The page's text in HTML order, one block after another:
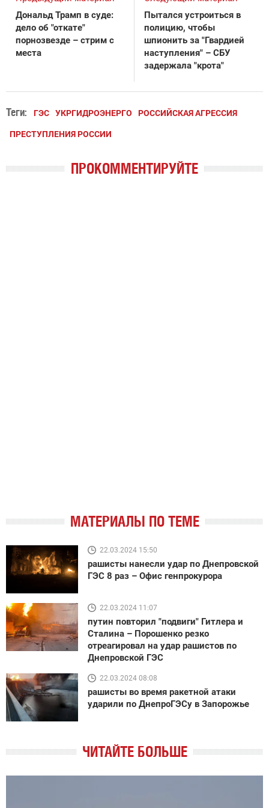
Дональд Трамп в суде:
дело об "откате"
порнозвезде – стрим с
места
Пытался устроиться в
полицию, чтобы
шпионить за "Гвардией
наступления" – СБУ
задержала "крота"
Теги: ГЭС УКРГИДРОЭНЕРГО РОССИЙСКАЯ АГРЕССИЯ
ПРЕСТУПЛЕНИЯ РОССИИ
ПРОКОММЕНТИРУЙТЕ
МАТЕРИАЛЫ ПО ТЕМЕ
22.03.2024 15:50
рашисты нанесли удар по Днепровской
ГЭС 8 раз – Офис генпрокурора
22.03.2024 11:07
путин повторил "подвиги" Гитлера и
Сталина – Порошенко резко
отреагировал на удар рашистов по
Днепровской ГЭС
22.03.2024 08:08
рашисты во время ракетной атаки
ударили по ДнепроГЭСу в Запорожье
ЧИТАЙТЕ БОЛЬШЕ